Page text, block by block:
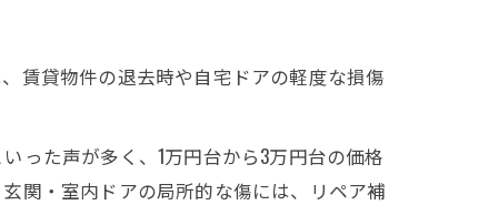
賃貸物件の退去時や自宅ドアの軽度な損傷
った声が多く、1万円台から3万円台の価格
関・室内ドアの局所的な傷には、リペア補